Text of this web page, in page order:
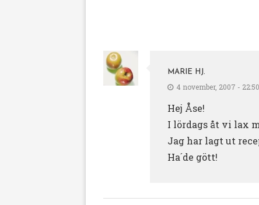
MARIE HJ.
4 november, 2007 - 22:50
Hej Åse!
I lördags åt vi lax
Jag har lagt ut
Ha´de gött!